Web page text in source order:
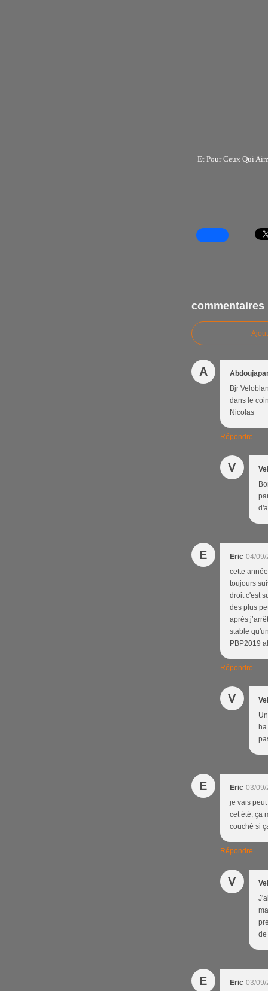
Et Pour Ceux Qui
commentaires
A
Bjr
dans le
Nicolas
Répondre
V
E Eric 04/09/
cette
toujours
droit c'est
des plus
après
stable
PBP2019
Répondre
V
E Eric 03/09/
je vais
cet été, ça
couché si
Répondre
V
de
E Eric 03/09/